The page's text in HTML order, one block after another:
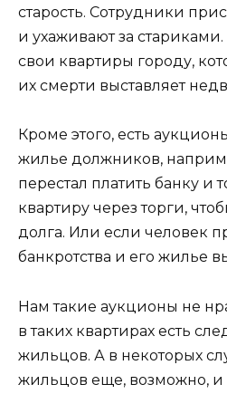
старость. Сотрудники
и ухаживают за
свои квартиры городу,
их смерти выставляет
Кроме этого, есть
жилье должников,
перестал платить банку и
квартиру через торги,
долга. Или если человек
банкротства и его жилье
Нам такие аукционы не
в таких квартирах есть
жильцов. А в некоторых
жильцов еще, возможно, и